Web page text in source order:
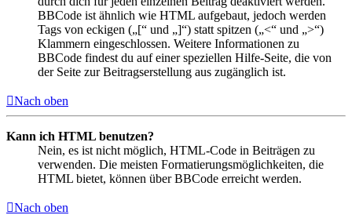
BBCode ist ähnlich wie HTML aufgebaut, jedoch werden
Tags von eckigen („[“ und „]“) statt spitzen („<“ und „>“)
Klammern eingeschlossen. Weitere Informationen zu
BBCode findest du auf einer speziellen Hilfe-Seite, die von
der Seite zur Beitragserstellung aus zugänglich ist.
Nach oben
Kann ich HTML benutzen?
Nein, es ist nicht möglich, HTML-Code in Beiträgen zu
verwenden. Die meisten Formatierungsmöglichkeiten, die
HTML bietet, können über BBCode erreicht werden.
Nach oben